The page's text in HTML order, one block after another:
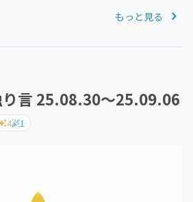
もっと見る
り言 25.08.30～25.09.06
4 1